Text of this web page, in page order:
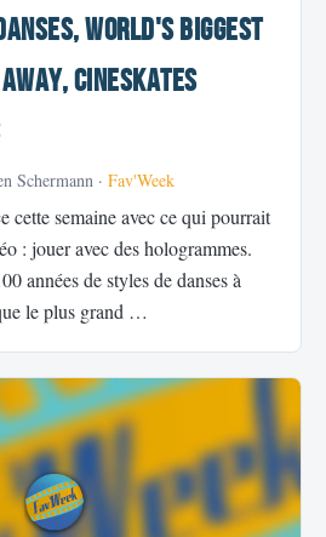
World's Biggest
CineSkates
Schermann · Fav'Week
cette semaine avec ce qui pourrait
: jouer avec des hologrammes.
années de styles de danses à
le plus grand …